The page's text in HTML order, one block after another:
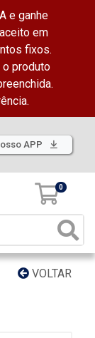
e ganhe
em
fixos.
o produto
APP
0
VOLTAR